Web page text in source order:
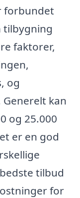
forbundet
tilbygning
faktorer,
og
kan
og 25.000
er en god
tilbud
for